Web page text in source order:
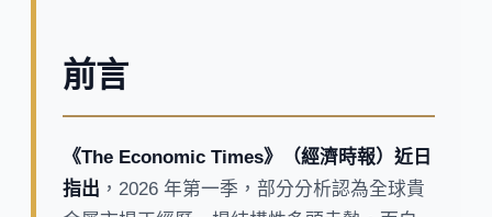
前言
《The Economic Times》（經濟時報）近日
指出 ，2026 年第一季，部分分析認為全球貴